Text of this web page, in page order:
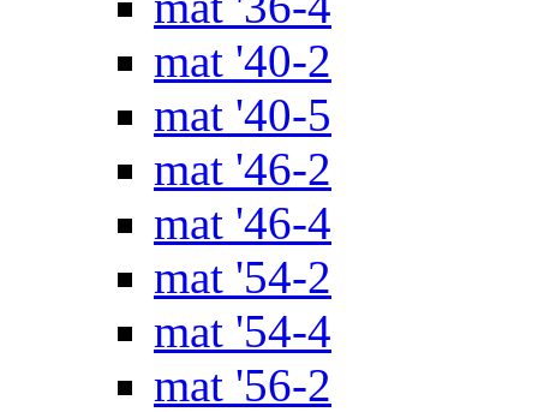
mat '40-2
mat '40-5
mat '46-2
mat '46-4
mat '54-2
mat '54-4
mat '56-2